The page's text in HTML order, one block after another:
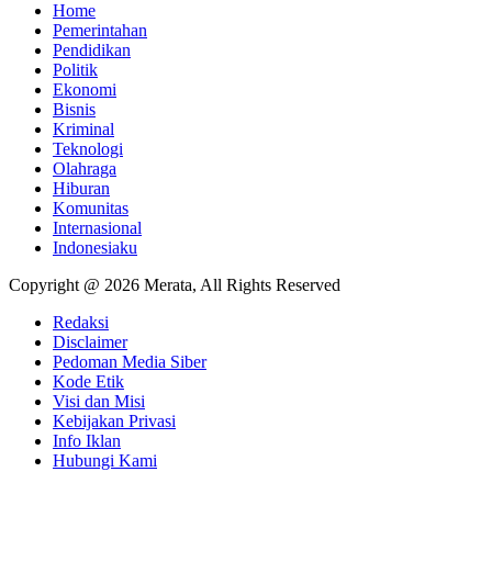
Home
Pemerintahan
Pendidikan
Politik
Ekonomi
Bisnis
Kriminal
Teknologi
Olahraga
Hiburan
Komunitas
Internasional
Indonesiaku
Copyright @ 2026 Merata, All Rights Reserved
Redaksi
Disclaimer
Pedoman Media Siber
Kode Etik
Visi dan Misi
Kebijakan Privasi
Info Iklan
Hubungi Kami